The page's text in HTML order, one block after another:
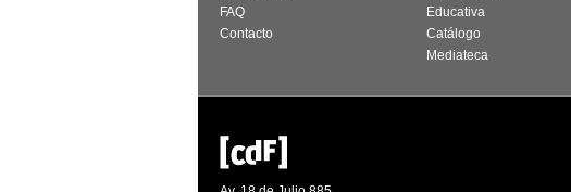
FAQ
Contacto
Educativa
Catálogo
Mediateca